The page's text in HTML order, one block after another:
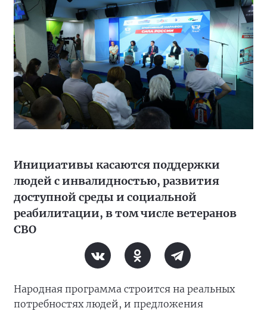
Инициативы касаются поддержки
людей с инвалидностью, развития
доступной среды и социальной
реабилитации, в том числе ветеранов
СВО
Народная программа строится на реальных
потребностях людей, и предложения